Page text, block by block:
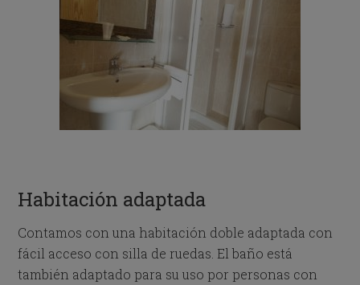
Habitación adaptada
Contamos con una habitación doble adaptada con
fácil acceso con silla de ruedas. El baño está
también adaptado para su uso por personas con